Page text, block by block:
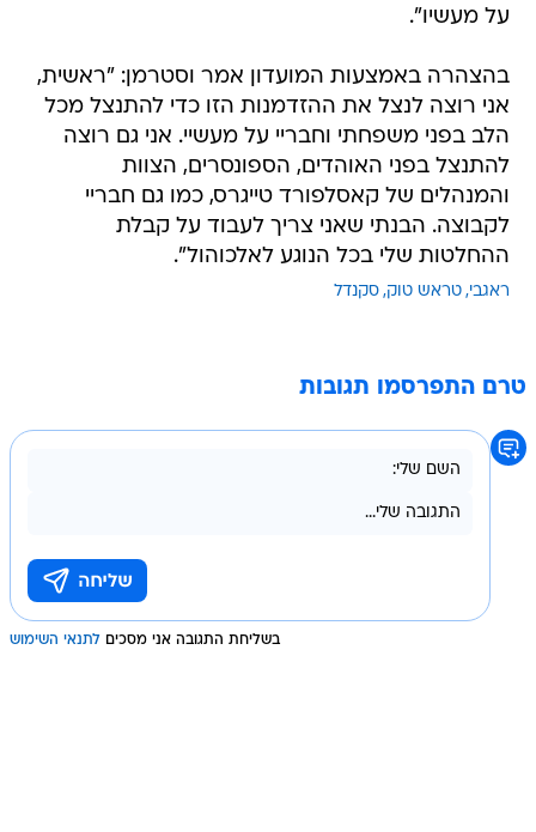
על מעשיו".
בהצהרה באמצעות המועדון אמר וסטרמן: "ראשית,
אני רוצה לנצל את ההזדמנות הזו כדי להתנצל מכל
הלב בפני משפחתי וחבריי על מעשיי. אני גם רוצה
להתנצל בפני האוהדים, הספונסרים, הצוות
והמנהלים של קאסלפורד טייגרס, כמו גם חבריי
לקבוצה. הבנתי שאני צריך לעבוד על קבלת
ההחלטות שלי בכל הנוגע לאלכוהול".
ראגבי טראש טוק סקנדל
טרם התפרסמו תגובות
בשליחת התגובה אני מסכים לתנאי השימוש